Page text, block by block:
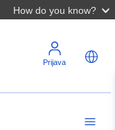
How do you know?
Prijava